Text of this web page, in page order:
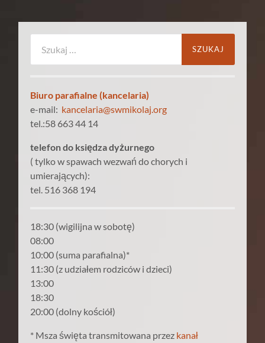
Biuro parafialne (kancelaria)
e-mail: kancelaria@swmikolaj.org
tel.:58 663 44 14
telefon do księdza dyżurnego
( tylko w spawach wezwań do chorych i
umierających):
tel. 516 368 194
18:30 (wigilijna w sobotę)
08:00
10:00 (suma parafialna)*
11:30 (z udziałem rodziców i dzieci)
13:00
18:30
20:00 (dolny kościół)
* Msza święta transmitowana przez kanał